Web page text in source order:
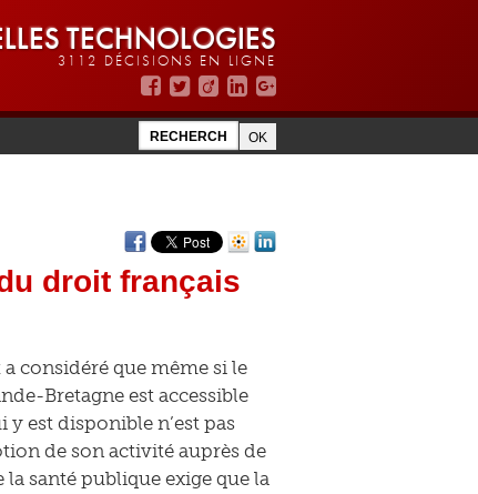
TECHNOLOGIES
3112 DÉCISIONS EN LIGNE
droit français
considéré que même si le
Bretagne est accessible
est disponible n’est pas
de son activité auprès de
la santé publique exige que la